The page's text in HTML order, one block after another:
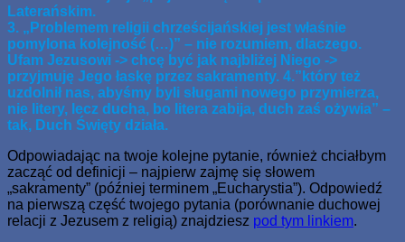
Laterańskim.
3. „Problemem religii chrześcijańskiej jest właśnie
pomylona kolejność (…)” – nie rozumiem, dlaczego.
Ufam Jezusowi -> chcę być jak najbliżej Niego ->
przyjmuję Jego łaskę przez sakramenty. 4.”który też
uzdolnił nas, abyśmy byli sługami nowego przymierza,
nie litery, lecz ducha, bo litera zabija, duch zaś ożywia” –
tak, Duch Święty działa.
Odpowiadając na twoje kolejne pytanie, również chciałbym
zacząć od definicji – najpierw zajmę się słowem
„sakramenty” (później terminem „Eucharystia”). Odpowiedź
na pierwszą część twojego pytania (porównanie duchowej
relacji z Jezusem z religią) znajdziesz pod tym linkiem.